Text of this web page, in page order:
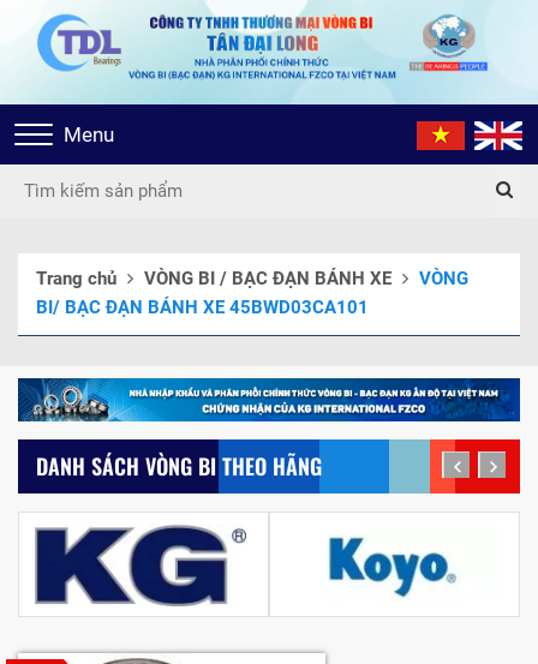
Toggle
navigation
Menu
Trang chủ VÒNG BI / BẠC ĐẠN BÁNH XE
VÒNG
BI/ BẠC ĐẠN BÁNH XE 45BWD03CA101
DANH SÁCH VÒNG BI THEO HÃNG prev next